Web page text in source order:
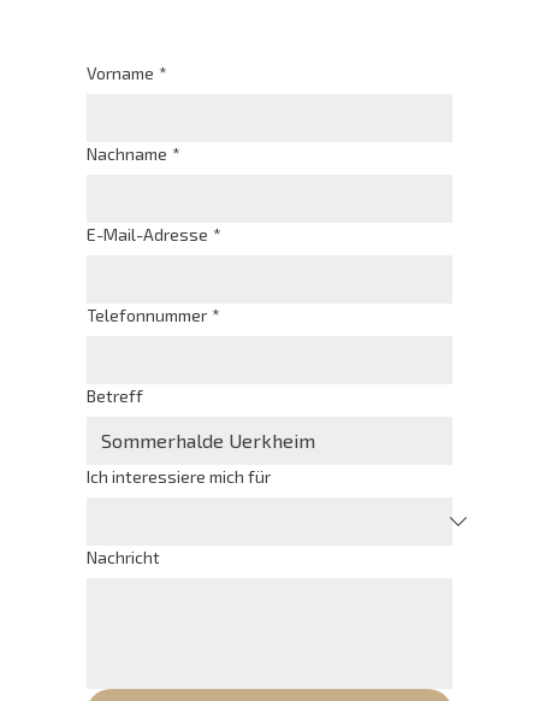
Vorname *
Nachname *
E-Mail-Adresse *
Telefonnummer *
Betreff
Ich interessiere mich für
Nachricht